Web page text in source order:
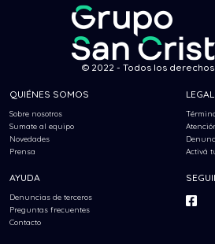
© 2022 - Todos los
QUIÉNES SOMOS
Sobre nosotros
Sumate al equipo
Novedades
Prensa
Activá
AYUDA
Denuncias de terceros
Preguntas frecuentes
Contacto